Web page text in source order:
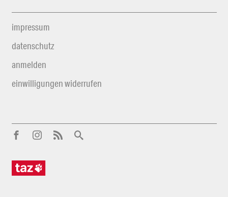
impressum
datenschutz
anmelden
einwilligungen widerrufen